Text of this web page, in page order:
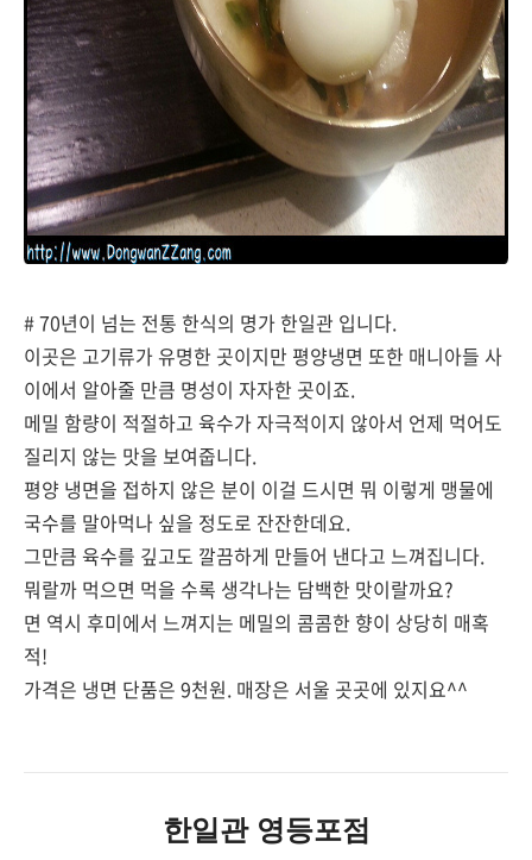
# 70년이 넘는 전통 한식의 명가 한일관 입니다.
이곳은 고기류가 유명한 곳이지만 평양냉면 또한 매니아들 사
이에서 알아줄 만큼 명성이 자자한 곳이죠.
메밀 함량이 적절하고 육수가 자극적이지 않아서 언제 먹어도
질리지 않는 맛을 보여줍니다.
평양 냉면을 접하지 않은 분이 이걸 드시면 뭐 이렇게 맹물에
국수를 말아먹나 싶을 정도로 잔잔한데요.
그만큼 육수를 깊고도 깔끔하게 만들어 낸다고 느껴집니다.
뭐랄까 먹으면 먹을 수록 생각나는 담백한 맛이랄까요?
면 역시 후미에서 느껴지는 메밀의 콤콤한 향이 상당히 매혹
적!
가격은 냉면 단품은 9천원. 매장은 서울 곳곳에 있지요^^